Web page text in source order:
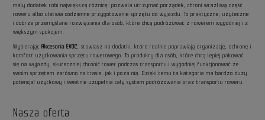
mały dodatek robi największą różnicę: pozwala utrzymać porządek, chroni wrażliwą część
roweru albo ułatwia codzienne przygotowanie sprzętu do wyjazdu. To praktyczne, użyteczne
i dobrze przemyślane rozwiązania dla osób, które chcą podróżować z rowerem wygodniej i z
większym spokojem.
Wybierając Akcesoria EVOC , stawiasz na dodatki, które realnie poprawiają organizację, ochronę i
komfort użytkowania sprzętu rowerowego. To produkty dla osób, które chcą lepiej pakować
się na wyjazdy, skuteczniej chronić rower podczas transportu i wygodniej funkcjonować ze
swoim sprzętem zarówno na trasie, jak i poza nią. Dzięki temu ta kategoria ma bardzo duży
potencjał użytkowy i świetnie uzupełnia cały system podróżowania oraz transportu roweru.
Nasza oferta